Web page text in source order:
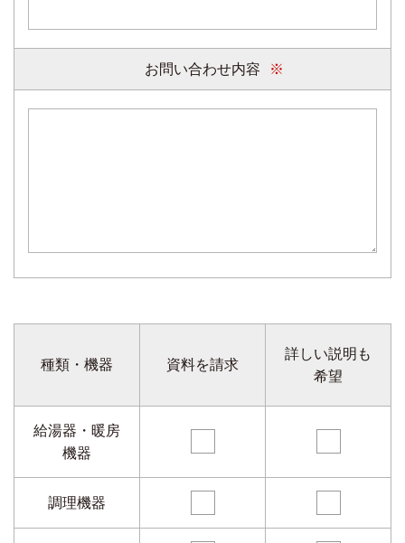
お問い合わせ内容
種類・機器 資料を請求
詳しい説明も
希望
給湯器・暖房
機器
調理機器